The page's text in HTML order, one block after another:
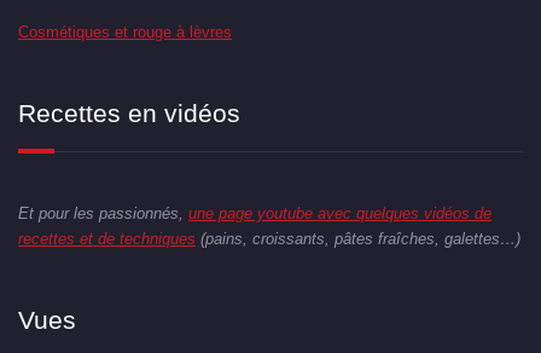
Cosmétiques et rouge à lèvres
Recettes en vidéos
Et pour les passionnés, une page youtube avec quelques vidéos de
recettes et de techniques (pains, croissants, pâtes fraîches, galettes…)
Vues